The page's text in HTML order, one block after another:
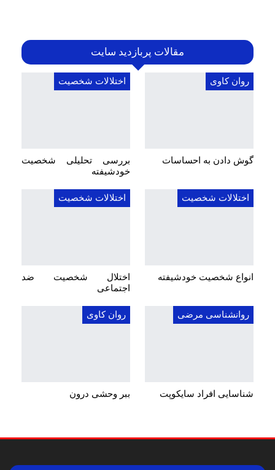
مقالات پربازدید سایت
روان کاوی
گوش دادن به احساسات
اختلالات شخصیت
بررسی تحلیلی شخصیت
خودشیفته
اختلالات شخصیت
انواع شخصیت خودشیفته
اختلالات شخصیت
اختلال شخصیت ضد
اجتماعی
روانشناسی مرضی
شناسایی افراد سایکوپت
روان کاوی
ببر وحشی درون